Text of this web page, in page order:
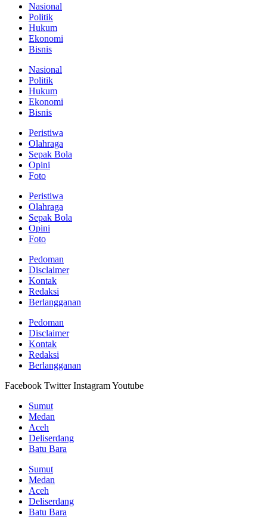
Nasional
Politik
Hukum
Ekonomi
Bisnis
Nasional
Politik
Hukum
Ekonomi
Bisnis
Peristiwa
Olahraga
Sepak Bola
Opini
Foto
Peristiwa
Olahraga
Sepak Bola
Opini
Foto
Pedoman
Disclaimer
Kontak
Redaksi
Berlangganan
Pedoman
Disclaimer
Kontak
Redaksi
Berlangganan
Facebook Twitter InstagramYoutube
Sumut
Medan
Aceh
Deliserdang
Batu Bara
Sumut
Medan
Aceh
Deliserdang
Batu Bara